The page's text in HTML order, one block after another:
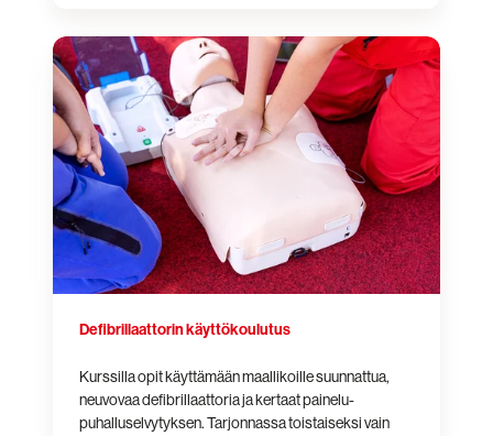
Defibrillaattorin
käyttökoulutus
Defibrillaattorin käyttökoulutus
Kurssilla opit käyttämään maallikoille suunnattua,
neuvovaa defibrillaattoria ja kertaat painelu-
puhalluselvytyksen. Tarjonnassa toistaiseksi vain